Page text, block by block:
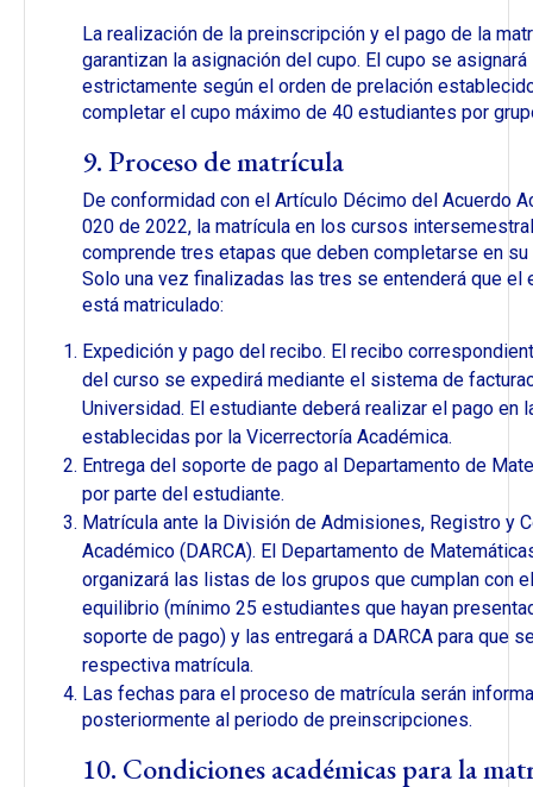
La realización de la preinscripción y el pago de la
garantizan la asignación del cupo. El cupo se asignará
estrictamente según el orden de prelación
completar el cupo máximo de 40 estudiantes por
9. Proceso de matrícula
De conformidad con el Artículo Décimo del Acuerdo
020 de 2022, la matrícula en los cursos
comprende tres etapas que deben completarse en su
Solo una vez finalizadas las tres se entenderá que el
está matriculado:
Expedición y pago del recibo. El recibo
del curso se expedirá mediante el sistema de
Universidad. El estudiante deberá realizar el pago en
establecidas por la Vicerrectoría Académica.
Entrega del soporte de pago al Departamento de
por parte del estudiante.
Matrícula ante la División de Admisiones, Registro y
Académico (DARCA). El Departamento de
organizará las listas de los grupos que cumplan con
equilibrio (mínimo 25 estudiantes que hayan
soporte de pago) y las entregará a DARCA para que
respectiva matrícula.
Las fechas para el proceso de matrícula serán
posteriormente al periodo de preinscripciones.
10. Condiciones académicas para la